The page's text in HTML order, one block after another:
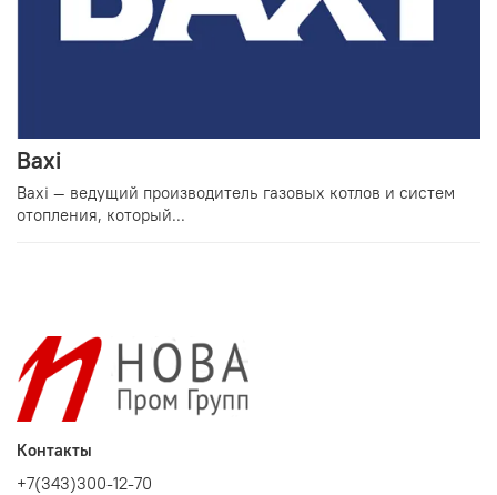
Baxi
Baxi — ведущий производитель газовых котлов и систем
отопления, который...
Контакты
+7(343)300-12-70